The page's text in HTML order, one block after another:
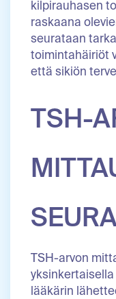
kilpirauhasen
raskaana
seurataan
toimintahäiriöt
että sikiön
TSH-
TSH-arvon
lääkärin